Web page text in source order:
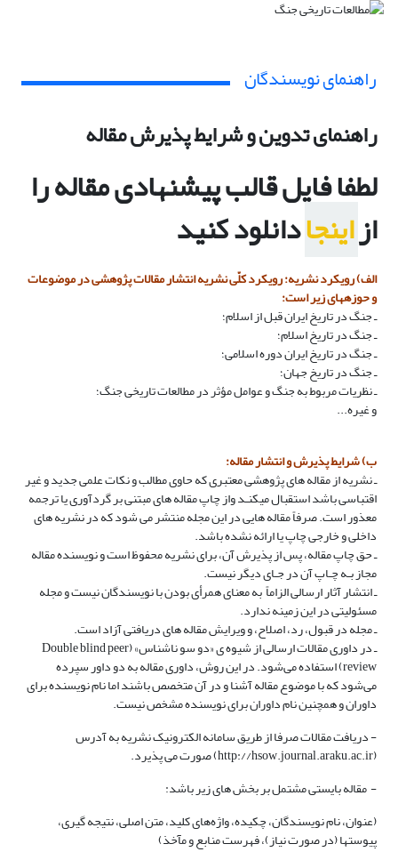
راهنمای نویسندگان
راهنمای تدوین و شرایط پذیرش مقاله
لطفا فایل قالب پیشنهادی مقاله را
ازاینجادانلود کنید
الف) رویکرد نشریه: رویکرد کلّی نشریه انتشار مقالات پژوهشی در موضوعات
و حوزه­های زیر است:
ـ جنگ در تاریخ ایران قبل از اسلام؛
ـ جنگ در تاریخ اسلام؛
ـ جنگ در تاریخ ایران دوره اسلامی؛
ـ جنگ در تاریخ جهان؛
ـ نظریات مربوط به جنگ و عوامل مؤثر در مطالعات تاریخی جنگ؛
و غیره...
ب) شرایط پذیرش و انتشار مقاله:
ـ نشریه از مقاله­ های پژوهشی معتبری که حاوی مطالب و نکات علمی جدید و غیر
اقتباسی باشد استقبال می­کنـد واز چاپ مقاله­ های مبتنی بر گردآوری یا ترجمه
معذور است. صرفاً مقاله­ هایی در این مجله منتشر می­ شود که در نشریه ­های
داخلی و خارجی چاپ یا ارائه نشده باشد.
ـ حق چاپ مقاله، پس از پذیرش آن، برای نشریه محفوظ است و نویسنده مقاله
مجاز بـه چـاپ آن در جـای دیگر نیست.
ـ انتشار آثار ارسالی الزاماً به معنای هم­رأی بودن با نویسندگان نیست و مجله
مسئولیتی در این زمینه ندارد.
ـ مجله در قبول، رد، اصلاح، و ویرایش مقاله ­های دریافتی آزاد است.
ـ در داوری مقالات ارسالی از شیوه ی «دو سو ناشناس» (Double blind peer
review) استفاده می‌شود. در این روش، داوری مقاله به دو داور سپرده
می‌شود که با موضوع مقاله آشنا و در آن متخصص باشند اما نام نویسنده برای
داوران و همچنین نام داوران برای نویسنده مشخص نیست.
- دریافت مقالات صرفا از طریق سامانه الکترونیک نشریه به آدرس
(http://hsow.journal.araku.ac.ir) صورت می پذیرد.
- مقاله بایستی مشتمل بر بخش های زیر باشد:
(عنوان، نام نویسندگان، چکیده، واژه‌های کلید، متن اصلی، نتیجه گیری،
پیوستها (در صورت نیاز)، فهرست منابع و مآخذ)